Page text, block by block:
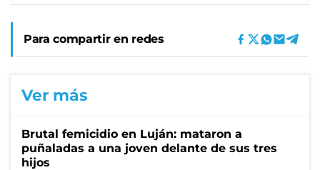
Para compartir en redes
Ver más
Brutal femicidio en Luján: mataron a
puñaladas a una joven delante de sus tres
hijos